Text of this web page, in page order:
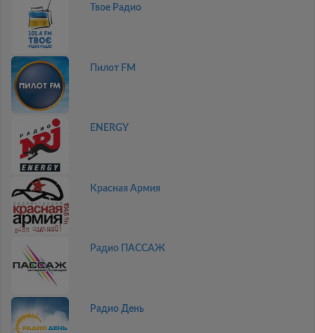
Твое Радио
Пилот FM
ENERGY
Красная Армия
Радио ПАССАЖ
Радио День